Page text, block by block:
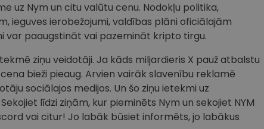
uz Nym un citu valūtu cenu. Nodokļu politika,
ieguves ierobežojumi, valdības plāni oficiālajām
var paaugstināt vai pazemināt kripto tirgu.
ziņu veidotāji. Ja kāds miljardieris X pauž atbalstu
bieži pieaug. Arvien vairāk slavenību reklamē
sociālajos medijos. Un šo ziņu ietekmi uz
līdzi ziņām, kur pieminēts Nym un sekojiet NYM
vai citur! Jo labāk būsiet informēts, jo labākus